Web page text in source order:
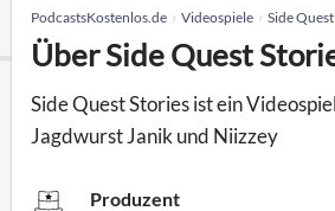
PodcastsKostenlos.de Videospiele Side
Über Side Quest
Side Quest Stories ist ein
Jagdwurst Janik und Niizzey
Produzent